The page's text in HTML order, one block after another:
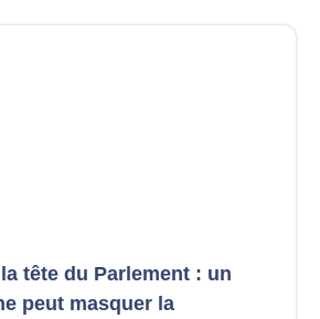
tête du Parlement : un
peut masquer la